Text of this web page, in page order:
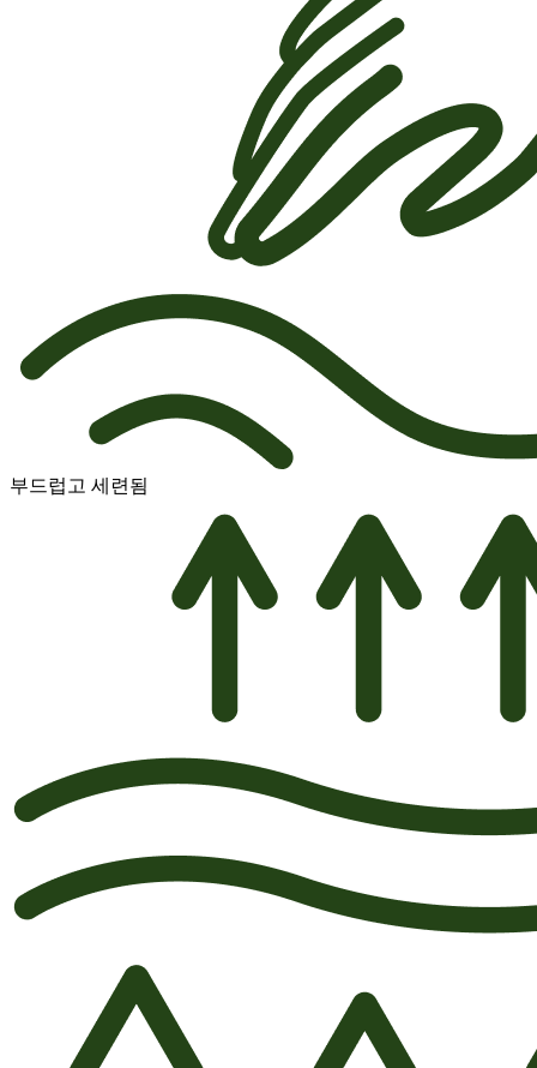
부드럽고 세련됨